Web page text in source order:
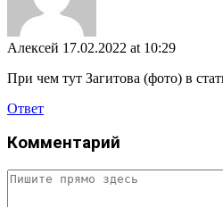
Алексей 17.02.2022 at 10:29
При чем тут Загитова (фото) в
Ответ
Комментарий